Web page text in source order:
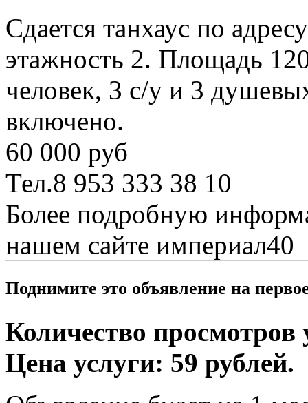
Сдается танхаус по
этажность 2. Площадь
человек, 3 с/у и 3
включено.
60 000 руб
Тел.8 953 333 38 10
Более подробную
нашем сайте империал40
Поднимите это объявление на
Количество просмотров
Цена услуги: 59 рублей.